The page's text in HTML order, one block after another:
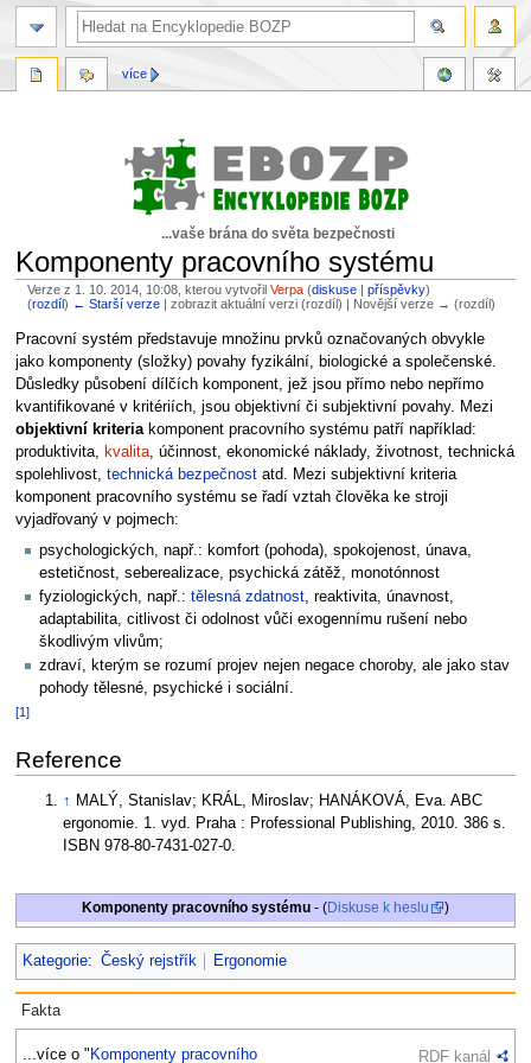
...vaše brána do světa bezpečnosti
Komponenty pracovního systému
Verze z 1. 10. 2014, 10:08, kterou vytvořilVerpa (diskuse |příspěvky)
(rozdíl) ← Starší verze | zobrazit aktuální verzi (rozdíl) | Novější verze → (rozdíl)
Skočit
na
navigaci
Skočit
na
vyhledávání
Pracovní systém představuje množinu prvků označovaných obvykle
jako komponenty (složky) povahy fyzikální, biologické a společenské.
Důsledky působení dílčích komponent, jež jsou přímo nebo nepřímo
kvantifikované v kritériích, jsou objektivní či subjektivní povahy. Mezi
objektivní kriteriakomponent pracovního systému patří například:
produktivita, kvalita, účinnost, ekonomické náklady, životnost, technická
spolehlivost, technická bezpečnostatd. Mezi subjektivní kriteria
komponent pracovního systému se řadí vztah člověka ke stroji
vyjadřovaný v pojmech:
psychologických, např.: komfort (pohoda), spokojenost, únava,
estetičnost, seberealizace, psychická zátěž, monotónnost
fyziologických, např.: tělesná zdatnost , reaktivita, únavnost,
adaptabilita, citlivost či odolnost vůči exogennímu rušení nebo
škodlivým vlivům;
zdraví, kterým se rozumí projev nejen negace choroby, ale jako stav
pohody tělesné, psychické i sociální.
[1]
Reference
↑ MALÝ, Stanislav; KRÁL, Miroslav; HANÁKOVÁ, Eva. ABC
ergonomie. 1. vyd. Praha : Professional Publishing, 2010. 386 s.
ISBN 978-80-7431-027-0.
Komponenty pracovního systému - (Diskuse k heslu )
Kategorie: Český rejstřík Ergonomie
Fakta
...více o " Komponenty pracovního RDF kanál
více